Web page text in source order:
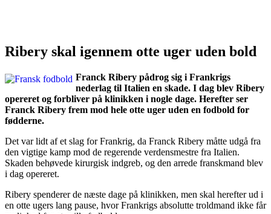
Ribery skal igennem otte uger uden bold
Franck Ribery pådrog sig i Frankrigs
nederlag til Italien en skade. I dag blev Ribery
opereret og forbliver på klinikken i nogle dage. Herefter ser
Franck Ribery frem mod hele otte uger uden en fodbold for
fødderne.
Det var lidt af et slag for Frankrig, da Franck Ribery måtte udgå fra
den vigtige kamp mod de regerende verdensmestre fra Italien.
Skaden behøvede kirurgisk indgreb, og den arrede franskmand blev
i dag opereret.
Ribery spenderer de næste dage på klinikken, men skal herefter ud i
en otte ugers lang pause, hvor Frankrigs absolutte troldmand ikke får